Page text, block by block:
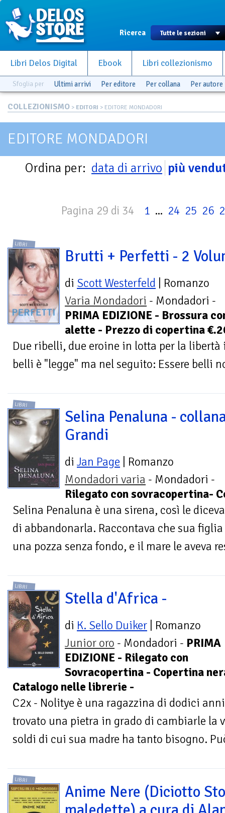
Ricerca
Libri Delos Digital Ebook Libri collezionismo
Sfoglia per Ultimi arrivi Per editore Per collana Per autore
COLLEZIONISMO > EDITORI > EDITORE MONDADORI
EDITORE MONDADORI
Ordina per: data di arrivo più
Pagina 29 di 34 1 ... 24 25 26
LIBRI
Brutti + Perfetti - 2
di Scott Westerfeld | Romanzo
Varia Mondadori - Mondadori -
PRIMA EDIZIONE - Brossura
alette - Prezzo di copertina
Due ribelli, due eroine in lotta per la libertà
belli è "legge" ma nel seguito: Essere belli
LIBRI
Selina Penaluna -
Grandi
di Jan Page | Romanzo
Mondadori varia - Mondadori -
Rilegato con sovracopertina-
Selina Penaluna è una sirena, così le
di abbandonarla. Raccontava che sua
una pozza senza fondo, e il mare le aveva
LIBRI
Stella d'Africa -
di K. Sello Duiker | Romanzo
Junior oro - Mondadori - PRIMA
EDIZIONE - Rilegato con
Sovracopertina - Copertina
Catalogo nelle librerie -
C2x - Nolitye è una ragazzina di dodici
trovato una pietra in grado di cambiarle la
soldi di cui sua madre ha tanto bisogno.
LIBRI
Anime Nere (Diciotto